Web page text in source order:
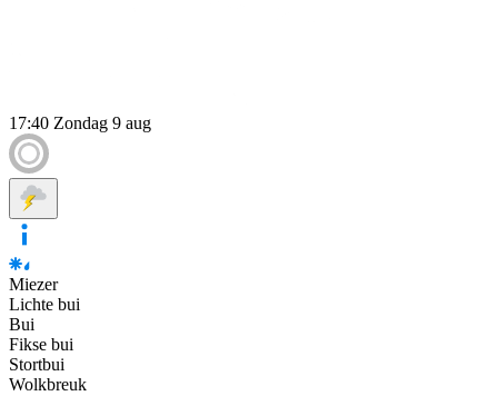
17:40 Zondag 9 aug
Miezer
Lichte bui
Bui
Fikse bui
Stortbui
Wolkbreuk